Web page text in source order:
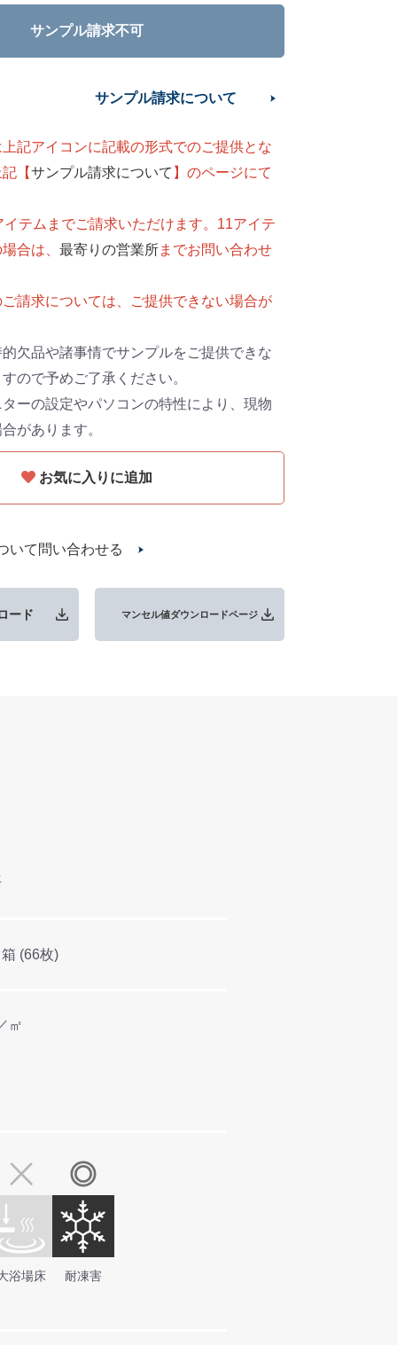
サンプル請求不可
サンプル請求について
記アイコンに記載の形式でのご提供とな
記【サンプル請求について 】のページにて
テムまでご請求いただけます。11アイテ
合は、最寄りの営業所までお問い合わせ
請求については、ご提供できない場合が
欠品や諸事情でサンプルをご提供できな
ので予めご了承ください。
ーの設定やパソコンの特性により、現物
があります。
お気に入りに追加
いて問い合わせる
ード マンセル値ダウンロードページ
(66枚)
㎡
浴場床 耐凍害